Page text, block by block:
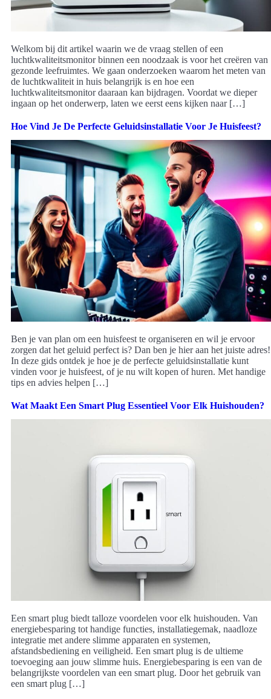
Welkom bij dit artikel waarin we de vraag stellen of een
luchtkwaliteitsmonitor binnen een noodzaak is voor het creëren van
gezonde leefruimtes. We gaan onderzoeken waarom het meten van
de luchtkwaliteit in huis belangrijk is en hoe een
luchtkwaliteitsmonitor daaraan kan bijdragen. Voordat we dieper
ingaan op het onderwerp, laten we eerst eens kijken naar […]
Hoe Vind Je De Perfecte Geluidsinstallatie Voor Je Huisfeest?
Ben je van plan om een huisfeest te organiseren en wil je ervoor
zorgen dat het geluid perfect is? Dan ben je hier aan het juiste adres!
In deze gids ontdek je hoe je de perfecte geluidsinstallatie kunt
vinden voor je huisfeest, of je nu wilt kopen of huren. Met handige
tips en advies helpen […]
Wat Maakt Een Smart Plug Essentieel Voor Elk Huishouden?
Een smart plug biedt talloze voordelen voor elk huishouden. Van
energiebesparing tot handige functies, installatiegemak, naadloze
integratie met andere slimme apparaten en systemen,
afstandsbediening en veiligheid. Een smart plug is de ultieme
toevoeging aan jouw slimme huis. Energiebesparing is een van de
belangrijkste voordelen van een smart plug. Door het gebruik van
een smart plug […]